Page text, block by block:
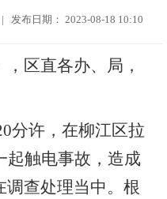
发布日期： 2023-08-18 10:10
区直各办、局，
分许 ，在柳江区拉
起触电事故，造成
调查处理当中。根